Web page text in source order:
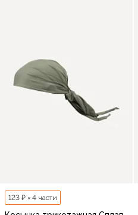
123 ₽ × 4 части